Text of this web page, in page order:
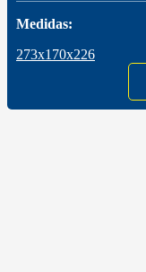
Medidas:
273x170x226